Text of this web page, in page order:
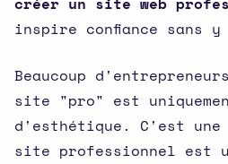
inspire confiance sans y
Beaucoup
site "pro" est
d'esthétique. C'est
site professionnel est